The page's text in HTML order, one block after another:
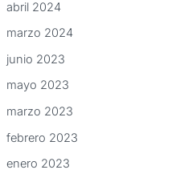
abril 2024
marzo 2024
junio 2023
mayo 2023
marzo 2023
febrero 2023
enero 2023